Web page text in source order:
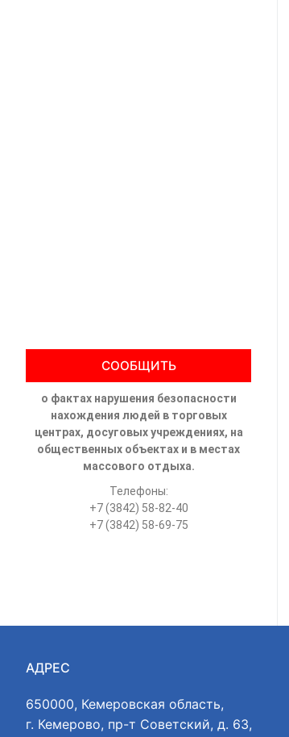
СООБЩИТЬ
о фактах нарушения безопасности
нахождения людей в торговых
центрах, досуговых учреждениях, на
общественных объектах и в местах
массового отдыха.
Телефоны:
+7 (3842) 58-82-40
+7 (3842) 58-69-75
АДРЕС
650000, Кемеровская область,
г. Кемерово, пр-т Советский, д. 63,